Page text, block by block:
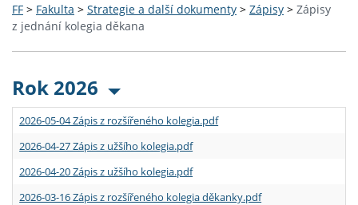
FF > Fakulta > Strategie a další dokumenty > Zápisy > Zápisy
z jednání kolegia děkana
Rok 2026
2026-05-04 Zápis z rozšířeného kolegia.pdf
2026-04-27 Zápis z užšího kolegia.pdf
2026-04-20 Zápis z užšího kolegia.pdf
2026-03-16 Zápis z rozšířeného kolegia děkanky.pdf